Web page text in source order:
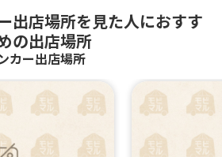
出店場所を見た人におすす
の出店場所
カー出店場所